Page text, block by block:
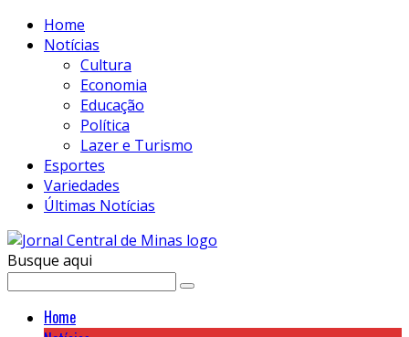
Home
Notícias
Cultura
Economia
Educação
Política
Lazer e Turismo
Esportes
Variedades
Últimas Notícias
Busque aqui
Home